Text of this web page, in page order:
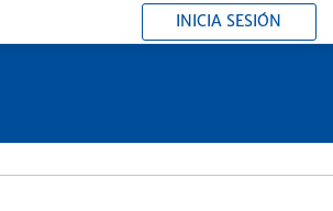
INICIA SESIÓN